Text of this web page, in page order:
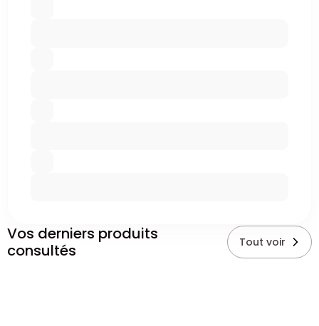
Vos derniers produits
consultés
Tout voir